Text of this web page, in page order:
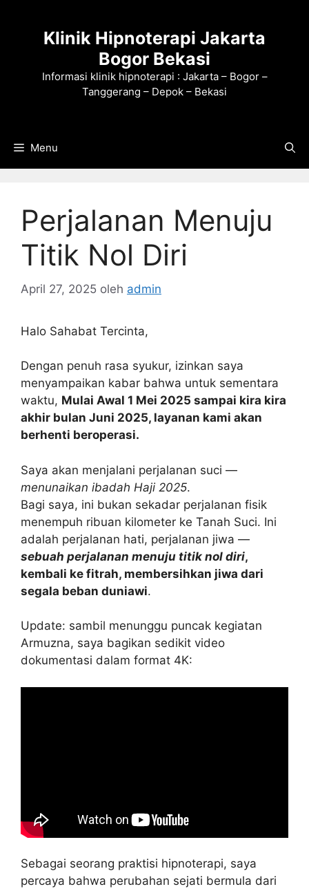
Klinik Hipnoterapi Jakarta
Bogor Bekasi
Informasi klinik hipnoterapi : Jakarta – Bogor –
Tanggerang – Depok – Bekasi
Menu
Perjalanan Menuju
Titik Nol Diri
April 27, 2025 oleh admin
Halo Sahabat Tercinta,
Dengan penuh rasa syukur, izinkan saya
menyampaikan kabar bahwa untuk sementara
waktu, Mulai Awal 1 Mei 2025 sampai kira kira
akhir bulan Juni 2025, layanan kami akan
berhenti beroperasi.
Saya akan menjalani perjalanan suci —
menunaikan ibadah Haji 2025.
Bagi saya, ini bukan sekadar perjalanan fisik
menempuh ribuan kilometer ke Tanah Suci. Ini
adalah perjalanan hati, perjalanan jiwa —
sebuah perjalanan menuju titik nol diri,
kembali ke fitrah, membersihkan jiwa dari
segala beban duniawi.
Update: sambil menunggu puncak kegiatan
Armuzna, saya bagikan sedikit video
dokumentasi dalam format 4K:
Sebagai seorang praktisi hipnoterapi, saya
percaya bahwa perubahan sejati bermula dari